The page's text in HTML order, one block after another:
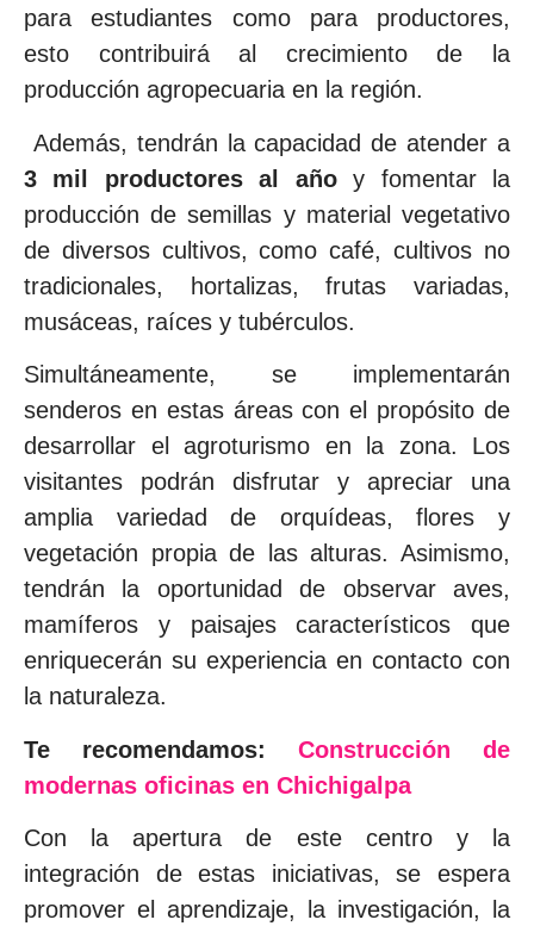
para estudiantes como para productores,
esto contribuirá al crecimiento de la
producción agropecuaria en la región.
Además, tendrán la capacidad de atender a
3 mil productores al añoy fomentar la
producción de semillas y material vegetativo
de diversos cultivos, como café, cultivos no
tradicionales, hortalizas, frutas variadas,
musáceas, raíces y tubérculos.
Simultáneamente, se implementarán
senderos en estas áreas con el propósito de
desarrollar el agroturismo en la zona. Los
visitantes podrán disfrutar y apreciar una
amplia variedad de orquídeas, flores y
vegetación propia de las alturas. Asimismo,
tendrán la oportunidad de observar aves,
mamíferos y paisajes característicos que
enriquecerán su experiencia en contacto con
la naturaleza.
Te recomendamos: Construcción de
modernas oficinas en Chichigalpa
Con la apertura de este centro y la
integración de estas iniciativas, se espera
promover el aprendizaje, la investigación, la